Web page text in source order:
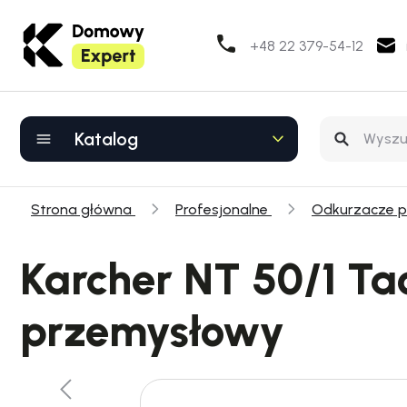
+48 22 379-54-12
Katalog
Strona główna Profesjonalne Odkurzacze
Karcher NT 50/1
przemysłowy